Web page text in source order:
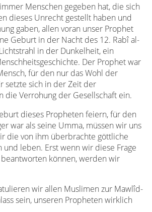
Menschen gegeben hat, die sich
dieses Unrecht gestellt haben und
gaben, allen voran unser Prophet
Geburt in der Nacht des 12. Rabî al-
in der Dunkelheit, ein
Der Prophet war
für den nur das Wohl der
setzte sich in der Zeit der
die Verrohung der Gesellschaft ein.
dieses Propheten feiern, für den
war als seine Umma, müssen wir uns
die von ihm überbrachte göttliche
und leben. Erst wenn wir diese Frage
können, werden wir
wir allen Muslimen zur Mawlîd-
sein, unseren Propheten wirklich